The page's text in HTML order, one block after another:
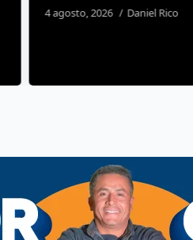
4 agosto, 2026 Daniel Rico